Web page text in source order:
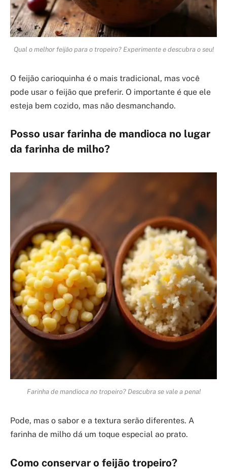
Qual o melhor feijão para o tropeiro? Experimente e descubra o seu!
O feijão carioquinha é o mais tradicional, mas você
pode usar o feijão que preferir. O importante é que ele
esteja bem cozido, mas não desmanchando.
Posso usar farinha de mandioca no lugar
da farinha de milho?
Farinha de mandioca no tropeiro? Descubra se vale a pena!
Pode, mas o sabor e a textura serão diferentes. A
farinha de milho dá um toque especial ao prato.
Como conservar o feijão tropeiro?